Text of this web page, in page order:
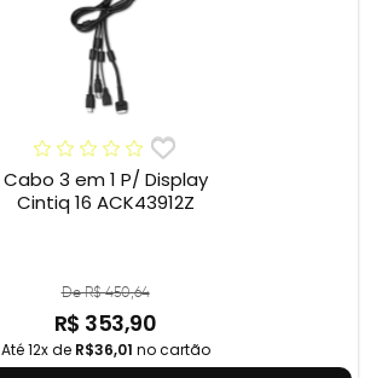
Cabo 3 em 1 P/ Display
Cintiq 16 ACK43912Z
De R$ 450,64
R$ 353,90
Até 12x de R$36,01 no cartão